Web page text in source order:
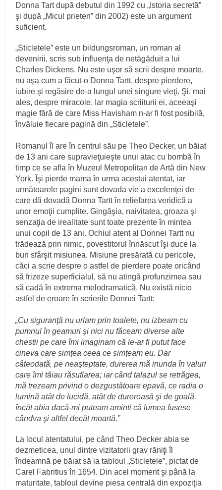
Donna Tart după debutul din 1992 cu „Istoria secretă”
şi după „Micul prieten” din 2002) este un argument
suficient.
„Sticletele” este un bildungsroman, un roman al
devenirii, scris sub influenţa de netăgăduit a lui
Charles Dickens. Nu este uşor să scrii despre moarte,
nu aşa cum a făcut-o Donna Tartt, despre pierdere,
iubire şi regăsire de-a lungul unei singure vieţi. Şi, mai
ales, despre miracole. Iar magia scriiturii ei, aceeaşi
magie fără de care Miss Havisham n-ar fi fost posibilă,
învăluie fiecare pagină din „Sticletele”.
Romanul îl are în centrul său pe Theo Decker, un băiat
de 13 ani care supravieţuieşte unui atac cu bombă în
timp ce se afla în Muzeul Metropolitan de Artă din New
York. Îşi pierde mama în urma acestui atentat, iar
următoarele pagini sunt dovada vie a excelenţei de
care dă dovadă Donna Tartt în reliefarea veridică a
unor emoţii cumplite. Gingăşia, naivitatea, groaza şi
senzaţia de irealitate sunt toate prezente în mintea
unui copil de 13 ani. Ochiul atent al Donnei Tartt nu
trădează prin nimic, povestitorul înnăscut îşi duce la
bun sfârşit misiunea. Misiune presărată cu pericole,
căci a scrie despre o astfel de pierdere poate oricând
să frizeze superficialul, să nu atingă profunzimea sau
să cadă în extrema melodramatică. Nu există nicio
astfel de eroare în scrierile Donnei Tartt:
„Cu siguranţă nu urlam prin toalete, nu izbeam cu
pumnul în geamuri şi nici nu făceam diverse alte
chestii pe care îmi imaginam că le-ar fi putut face
cineva care simţea ceea ce simţeam eu. Dar
câteodată, pe neaşteptate, durerea mă inunda în valuri
care îmi tăiau răsuflarea; iar când talazul se retrăgea,
mă trezeam privind o dezgustătoare epavă, ce radia o
lumină atât de lucidă, atât de dureroasă şi de goală,
încât abia dacă-mi puteam aminti că lumea fusese
cândva şi altfel decât moartă.”
La locul atentatului, pe când Theo Decker abia se
dezmeticea, unul dintre vizitatorii grav răniţi îl
îndeamnă pe băiat să ia tabloul „Sticletele”, pictat de
Carel Fabritius în 1654. Din acel moment şi până la
maturitate, tabloul devine piesa centrală din expoziţia